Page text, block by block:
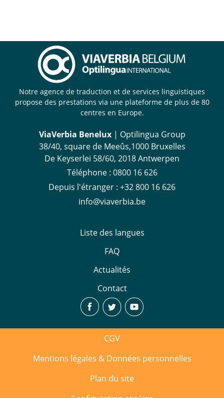
Notre agence de traduction et de services linguistiques
propose des prestations via une plateforme de plus de 80
centres en Europe.
ViaVerbia Benelux| Optilingua Group
38/40, square de Meeûs,1000 Bruxelles
De Keyserlei 58/60, 2018 Antwerpen
Téléphone : ‪0800 16 626
Depuis l'étranger : +32 800 16 626
info@viaverbia.be
Liste des langues
FAQ
Actualités
Contact
CGV
Mentions légales & Données personnelles
Plan du site